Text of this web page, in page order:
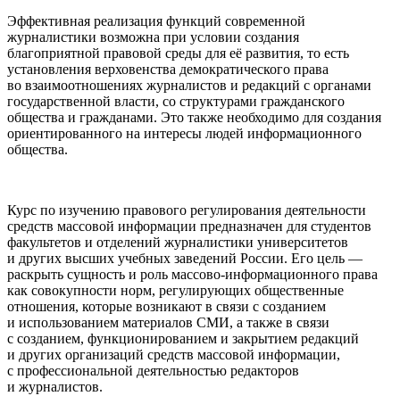
Эффективная реализация функций современной
журналистики возможна при условии создания
благоприятной правовой среды для её развития, то есть
установления верховенства демократического права
во взаимоотношениях журналистов и редакций с органами
государственной власти, со структурами гражданского
общества и гражданами. Это также необходимо для создания
ориентированного на интересы людей информационного
общества.
Курс по изучению правового регулирования деятельности
средств массовой информации предназначен для студентов
факультетов и отделений журналистики университетов
и других высших учебных заведений России. Его цель —
раскрыть сущность и роль массово-информационного права
как совокупности норм, регулирующих общественные
отношения, которые возникают в связи с созданием
и использованием материалов СМИ, а также в связи
с созданием, функционированием и закрытием редакций
и других организаций средств массовой информации,
с профессиональной деятельностью редакторов
и журналистов.